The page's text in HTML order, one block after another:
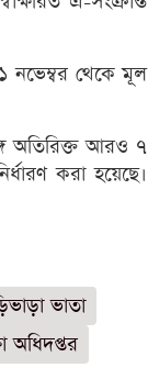
নভেম্বর থেকে মূল
অতিরিক্ত আরও ৭
করা হয়েছে।
ভাতা
অধিদপ্তর